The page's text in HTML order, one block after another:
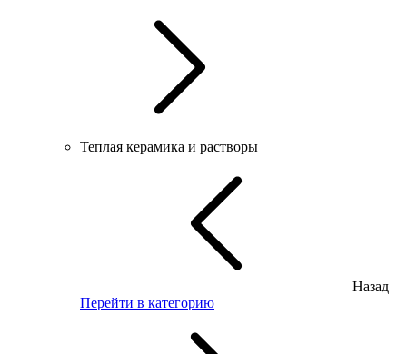
Теплая керамика и растворы
Назад
Перейти в категорию